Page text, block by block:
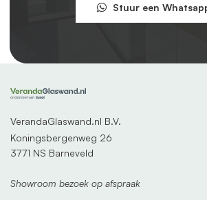
Stuur een
VerandaGlaswand.nl B.V.
Koningsbergenweg 26
3771 NS Barneveld
Showroom bezoek op afspraak